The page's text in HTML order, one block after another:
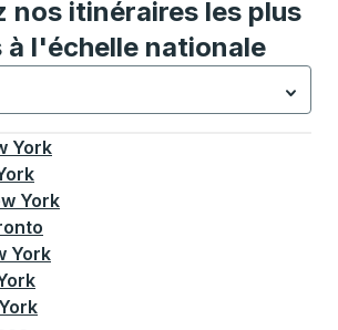
nos itinéraires les plus
à l'échelle nationale
New York.La sélection est
York
York
York